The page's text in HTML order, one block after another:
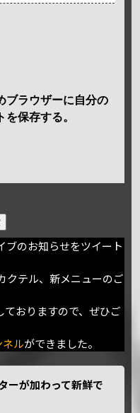
ブラウザーに自分の
保存する。
ブのお知らせをツイート
クテル、新メニューのご
おりますので、ぜひご
ルができました。
ーが加わって新鮮で